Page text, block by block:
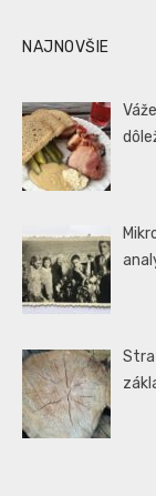
NAJNOVŠIE